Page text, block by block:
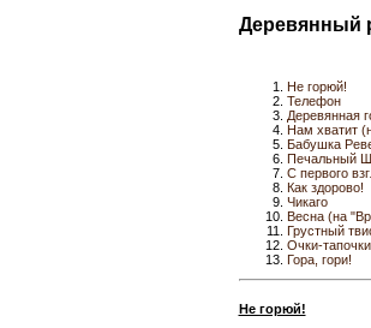
Деревянный
Не горюй!
Телефон
Деревянная
Нам хватит
Бабушка
Печальный
С первого
Как здорово!
Чикаго
Весна (на
Грустный
Очки-тапочки
Гора, гори!
Не горюй!